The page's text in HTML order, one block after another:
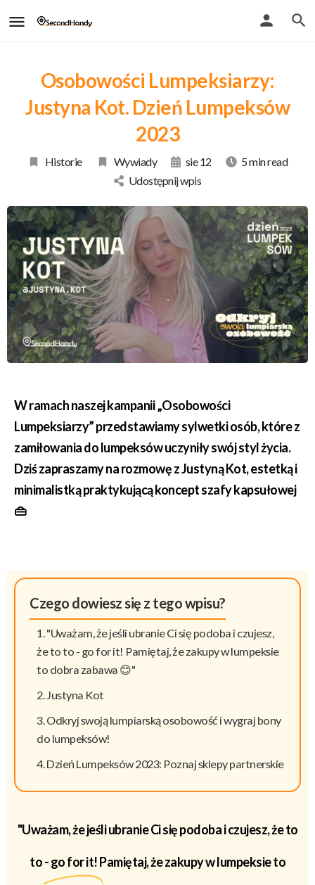
Osobowości Lumpeksiarzy:
Justyna Kot. Dzień Lumpeksów
2023
Historie Wywiady sie 12
5 min read
Udostępnij wpis
W ramach naszej kampanii „Osobowości
Lumpeksiarzy” przedstawiamy sylwetki osób, które z
zamiłowania do lumpeksów uczyniły swój styl życia.
Dziś zapraszamy na rozmowę z Justyną Kot, estetką i
minimalistką praktykującą koncept szafy kapsułowej
👜
Czego dowiesz się z tego wpisu?
"Uważam, że jeśli ubranie Ci się podoba i czujesz,
że to to - go for it! Pamiętaj, że zakupy w lumpeksie
to dobra zabawa 😊"
Justyna Kot
Odkryj swoją lumpiarską osobowość i wygraj bony
do lumpeksów!
Dzień Lumpeksów 2023: Poznaj sklepy partnerskie
"Uważam, że jeśli ubranie Ci się podoba i czujesz, że to
to -go for it!Pamiętaj, że zakupy w lumpeksie to